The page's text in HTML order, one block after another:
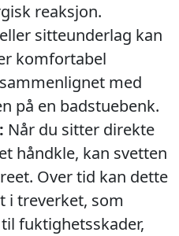
reaksjon.
sitteunderlag kan
komfortabel
med
på en badstuebenk.
Når du sitter direkte
håndkle, kan svetten
Over tid kan dette
i treverket, som
fuktighetsskader,